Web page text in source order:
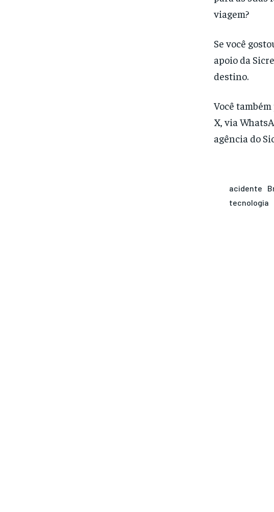
viagem?
Se você
apoio da
destino.
Você
X, via
agência do
acidente
tecnologia